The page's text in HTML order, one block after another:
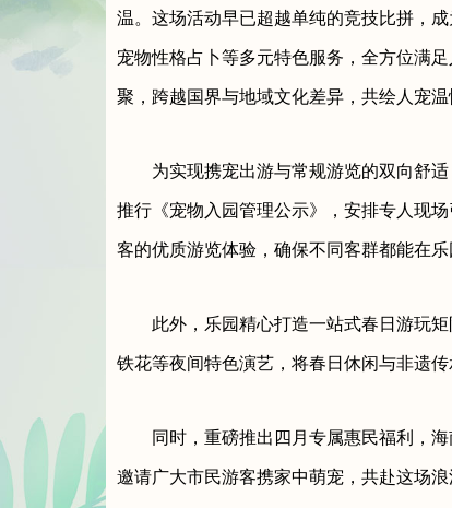
温。这场活动早已超越单纯的竞技比拼，
宠物性格占卜等多元特色服务，全方位满
聚，跨越国界与地域文化差异，共绘人宠温
为实现携宠出游与常规游览的双向舒
推行《宠物入园管理公示》，安排专人现
客的优质游览体验，确保不同客群都能在
此外，乐园精心打造一站式春日游玩
铁花等夜间特色演艺，将春日休闲与非遗
同时，重磅推出四月专属惠民福利，
邀请广大市民游客携家中萌宠，共赴这场浪